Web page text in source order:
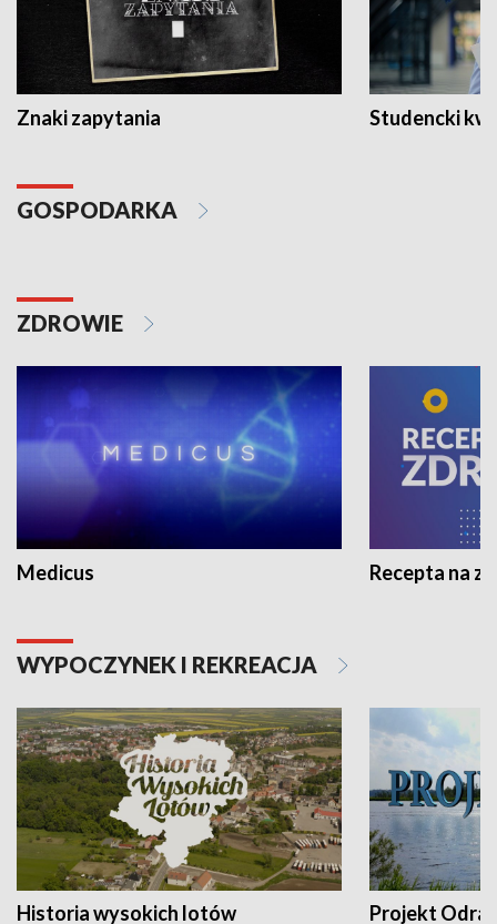
Znaki zapytania Studencki
GOSPODARKA
ZDROWIE
Medicus Recepta na
WYPOCZYNEK I REKREACJA
Historia wysokich lotów Projekt Odra